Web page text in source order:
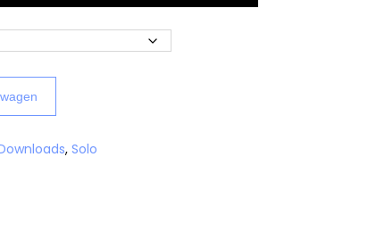
, Solo